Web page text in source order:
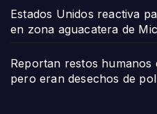
Estados Unidos reactiva
en zona aguacatera de
Reportan restos
pero eran desechos de